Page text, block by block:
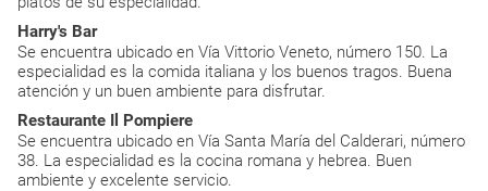
Harry's Bar
Se encuentra ubicado en Vía Vittorio Veneto, número 150. La
especialidad es la comida italiana y los buenos tragos. Buena
atención y un buen ambiente para disfrutar.
Restaurante Il Pompiere
Se encuentra ubicado en Vía Santa María del Calderari, número
38. La especialidad es la cocina romana y hebrea. Buen
ambiente y excelente servicio.